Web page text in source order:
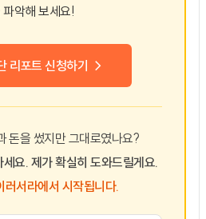
파악해 보세요!
리포트 신청하기 →
돈을 썼지만 그대로였나요?
요. 제가 확실히 도와드릴게요.
러서라에서 시작됩니다.